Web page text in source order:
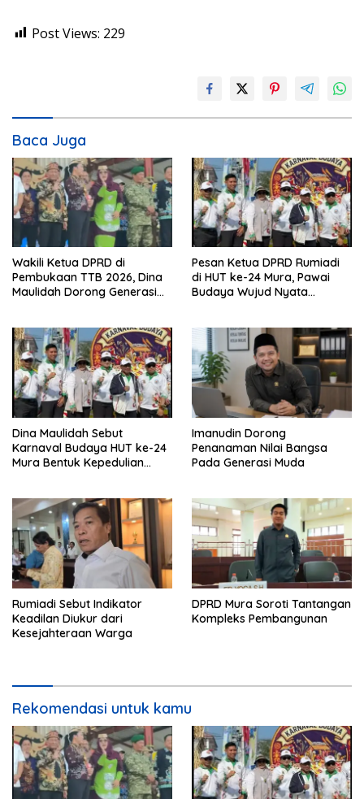
Post Views: 229
Baca Juga
Wakili Ketua DPRD di
Pembukaan TTB 2026, Dina
Maulidah Dorong Generasi
Pesan Ketua DPRD Rumiadi
di HUT ke-24 Mura, Pawai
Budaya Wujud Nyata
Dina Maulidah Sebut
Karnaval Budaya HUT ke-24
Mura Bentuk Kepedulian
Imanudin Dorong
Penanaman Nilai Bangsa
Pada Generasi Muda
Rumiadi Sebut Indikator
Keadilan Diukur dari
Kesejahteraan Warga
DPRD Mura Soroti Tantangan
Kompleks Pembangunan
Rekomendasi untuk kamu